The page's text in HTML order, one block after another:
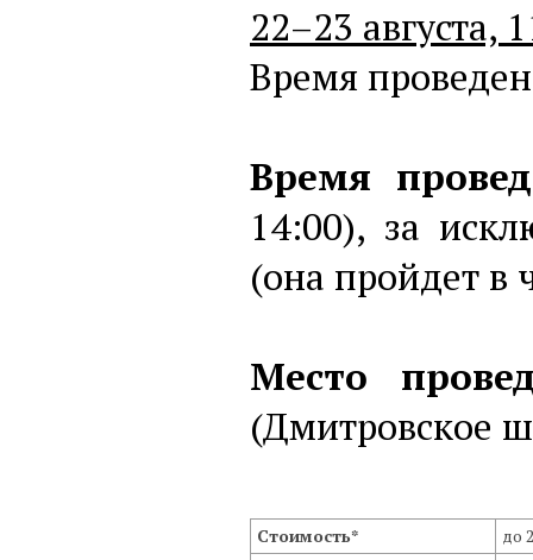
22–23 августа,
Время
Время
14:00), за
(она пройдет в
Место
(Дмитровское
Стоимость*
до